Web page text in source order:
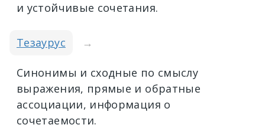
и устойчивые сочетания.
Тезаурус →
Синонимы и сходные по смыслу
выражения, прямые и обратные
ассоциации, информация о
сочетаемости.